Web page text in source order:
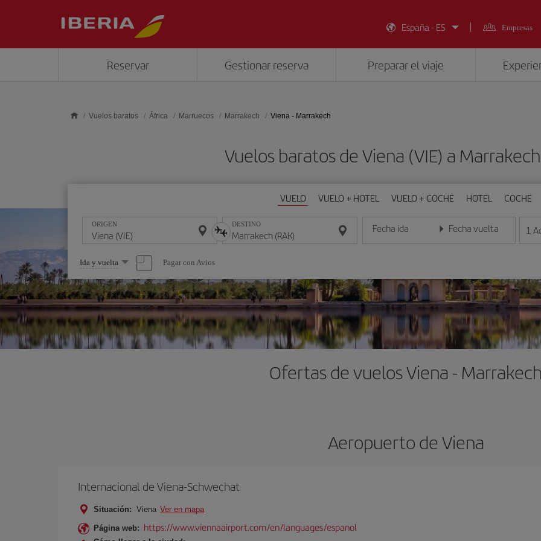
España - ES
Empresas
Reservar Gestionar reserva Preparar el viaje
Vuelos baratos África Marruecos Marrakech Viena - Marrakech
Vuelos baratos de Viena (VIE) a
VUELO VUELO + HOTEL VUELO + COCHE HOTEL COCHE
ORIGEN DESTINO Fecha ida
Introduce la fecha en formato día/mes/año
Fecha vuelta
Introduce la fecha en 1
Seleccione
una
opción
Ida y vuelta Pagar con Avios
Ofertas de vuelos Viena -
Aeropuerto de Viena
Internacional de Viena-Schwechat
Situación: Viena Ver en mapa
Página web: https://www.viennaairport.com/en/languages/espanol